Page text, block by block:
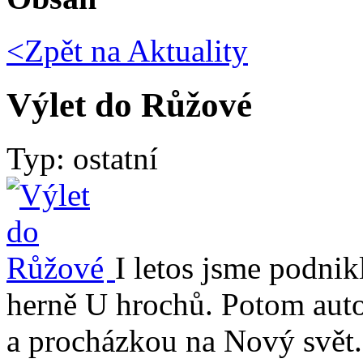
<Zpět na Aktuality
Výlet do Růžové
Typ: ostatní
I letos jsme
herně U hrochů. Potom
a procházkou na Nový